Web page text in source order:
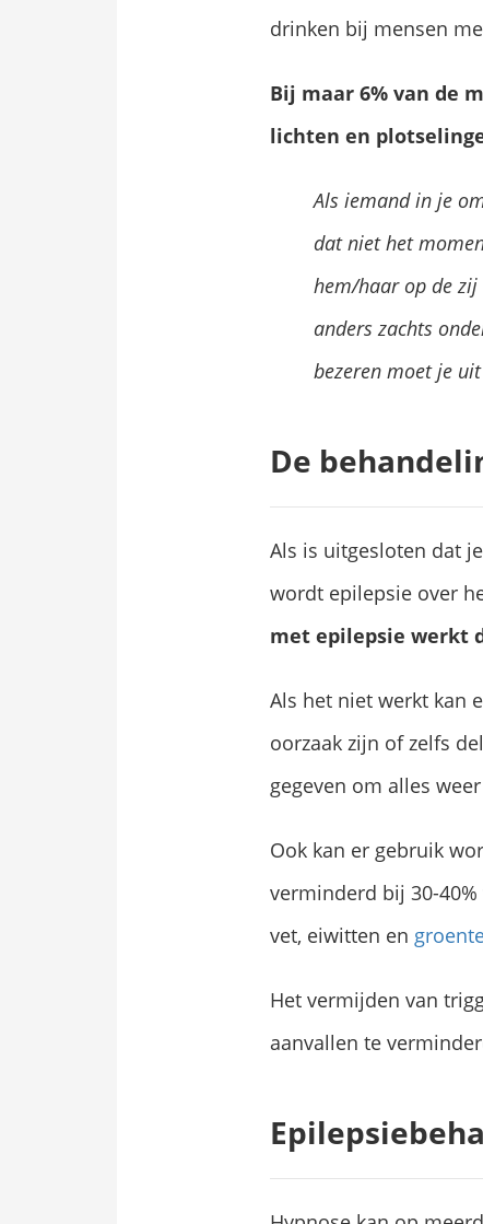
drinken bij mensen
Bij maar 6% van de
lichten en
Als iemand in je
dat niet het
hem/haar op de zij
anders zachts
bezeren moet je
De
Als is uitgesloten dat
wordt epilepsie over
met epilepsie werkt
Als het niet werkt kan
oorzaak zijn of zelfs
gegeven om alles
Ook kan er gebruik
verminderd bij 30-
vet, eiwitten en
Het vermijden van
aanvallen te